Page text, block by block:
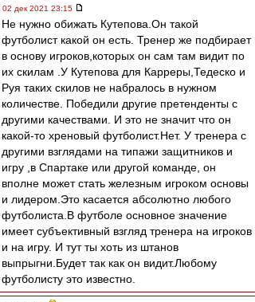
02 дек 2021 23:15
Не нужно обижать Кутепова.Он такой
футболист какой он есть. Тренер же подбирает
в основу игроков,которых он сам там видит по
их скилам .У Кутепова для Карреры,Тедеско и
Руя таких скилов не набралось в нужном
количестве. Победили другие претенденты с
другими качествами. И это не значит что он
какой-то хреновый футболист.Нет. У тренера с
другими взглядами на типажи защитников и
игру ,в Спартаке или другой команде, он
вполне может стать железным игроком основы
и лидером.Это касается абсолютно любого
футболиста.В футболе основное значение
имеет субъективный взгляд тренера на игроков
и на игру. И тут ты хоть из штанов
выпрыгни.Будет так как он видит.Любому
футболисту это известно.